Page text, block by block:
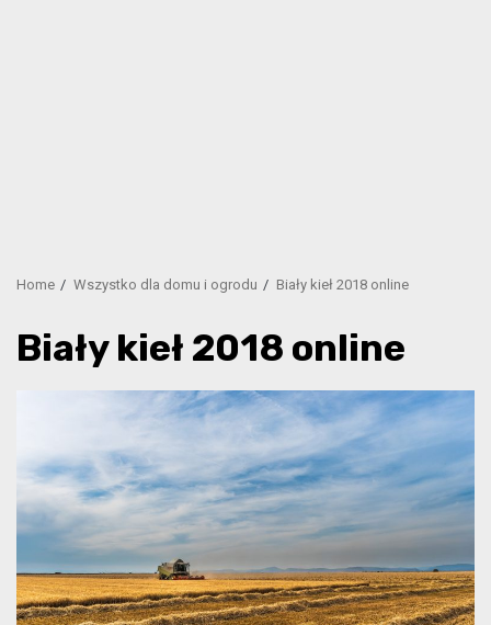
Home Wszystko dla domu i ogrodu Biały kieł 2018 online
Biały kieł 2018 online